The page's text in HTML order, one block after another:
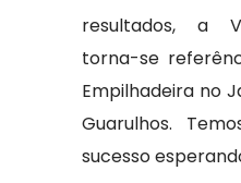
resultados, a
torna-se
Empilhadeira no
Guarulhos.
sucesso